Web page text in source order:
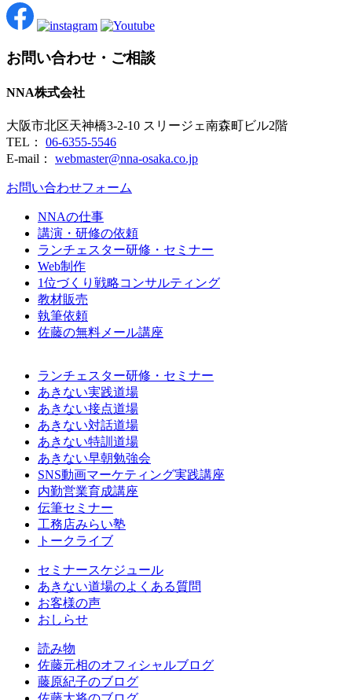
お問い合わせ・ご相談
NNA株式会社
大阪市北区天神橋3-2-10 スリージェ南森町ビル2階
TEL： 06-6355-5546
E-mail： webmaster@nna-osaka.co.jp
お問い合わせフォーム
NNAの仕事
講演・研修の依頼
ランチェスター研修・セミナー
Web制作
1位づくり戦略コンサルティング
教材販売
執筆依頼
佐藤の無料メール講座
ランチェスター研修・セミナー
あきない実践道場
あきない接点道場
あきない対話道場
あきない特訓道場
あきない早朝勉強会
SNS動画マーケティング実践講座
内勤営業育成講座
伝筆セミナー
工務店みらい塾
トークライブ
セミナースケジュール
あきない道場のよくある質問
お客様の声
おしらせ
読み物
佐藤元相のオフィシャルブログ
藤原紀子のブログ